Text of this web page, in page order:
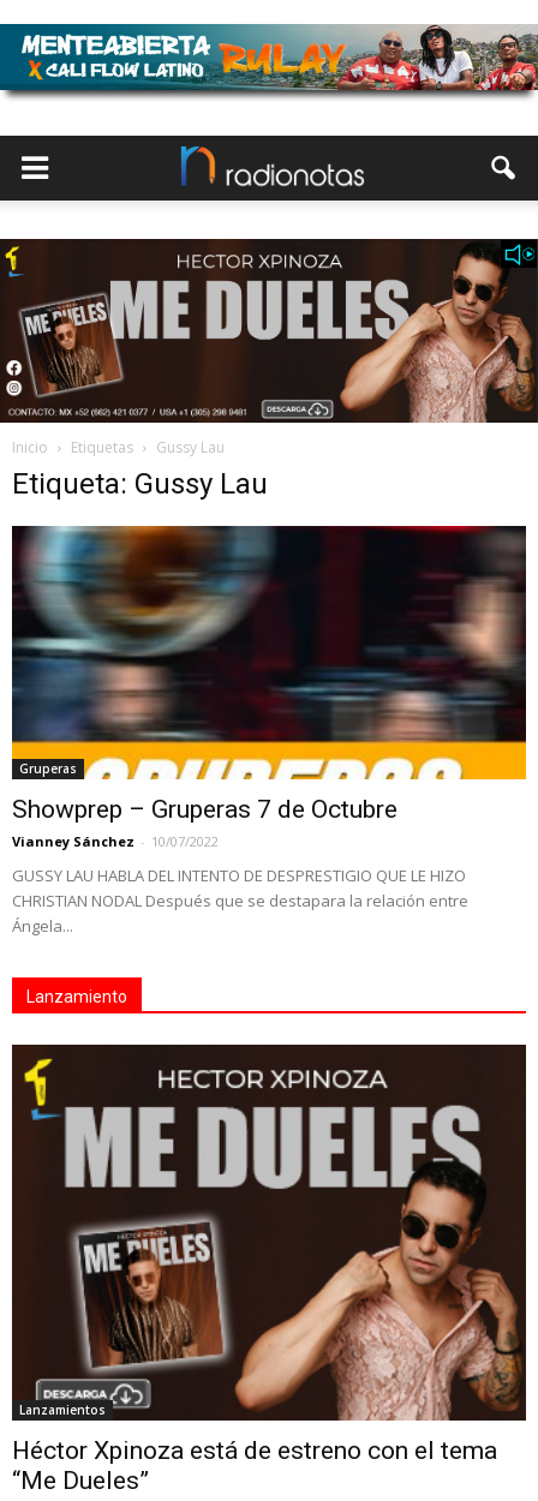
Inicio Etiquetas Gussy Lau
Etiqueta: Gussy Lau
Gruperas
Showprep – Gruperas 7 de Octubre
Vianney Sánchez - 10/07/2022
GUSSY LAU HABLA DEL INTENTO DE DESPRESTIGIO QUE LE HIZO
CHRISTIAN NODAL Después que se destapara la relación entre
Ángela...
Lanzamiento
Lanzamientos
Héctor Xpinoza está de estreno con el tema
“Me Dueles”